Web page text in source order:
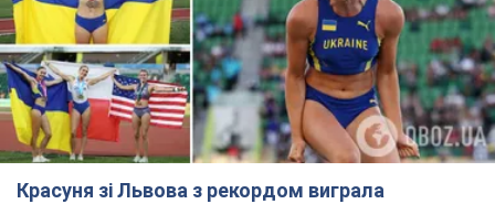
Красуня зі Львова з рекордом виграла